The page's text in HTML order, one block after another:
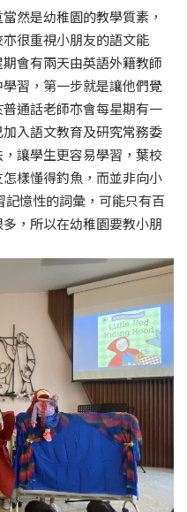
然是幼稚園的教學質素，
很重視小朋友的語文能
會有兩天由英語外籍教師
習，第一步就是讓他們覺
通話老師亦會每星期有一
入語文教育及研究常務委
讓學生更容易學習，葉校
樣懂得釣魚，而並非向小
憶性的詞彙，可能只有百
，所以在幼稚園要教小朋